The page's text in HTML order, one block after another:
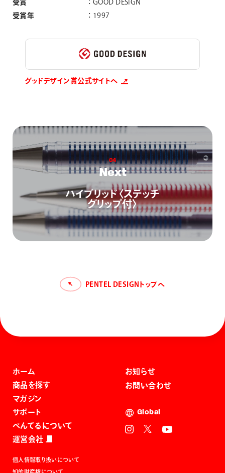
受賞
GOOD DESIGN
受賞年
1997
グッドデザイン賞公式サイトへ
04
Next
ハイブリッド〈ステッチ
グリップ付〉
PENTEL DESIGNトップへ
ホーム
商品を探す
マガジン
サポート
ぺんてるについて
運営会社
お知らせ
お問い合わせ
Global
個人情報取り扱いについて
知的財産権について